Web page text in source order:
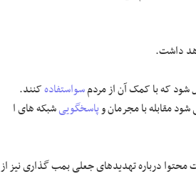
شود که با کمک آن از مردمسواستفادهکنند.
مقابله با مجرمان وپاسخگوییشبکه های ا
درباره تهدیدهای جعلی بمب گذاری نیز از